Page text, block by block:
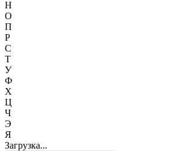
Н
О
П
Р
С
Т
У
Ф
Х
Ц
Ч
Э
Я
Загрузка...